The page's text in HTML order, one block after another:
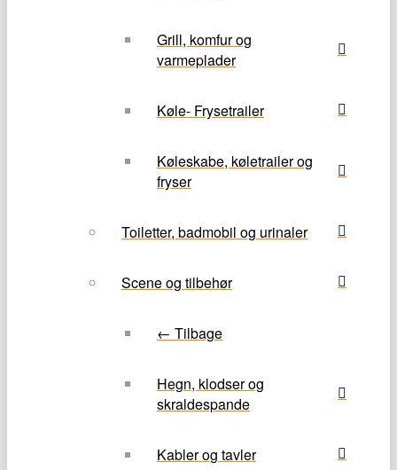
Grill, komfur og
varmeplader
Køle- Frysetrailer
Køleskabe, køletrailer og
fryser
Toiletter, badmobil og urinaler
Scene og tilbehør
← Tilbage
Hegn, klodser og
skraldespande
Kabler og tavler